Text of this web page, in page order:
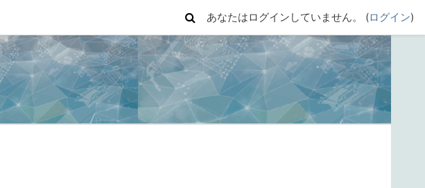
あなたはログインしていません。 (ログイン)